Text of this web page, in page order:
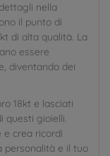
nella
il punto di
di alta qualità. La
essere
diventando dei
18kt e lasciati
questi gioielli.
crea ricordi
personalità e il tuo